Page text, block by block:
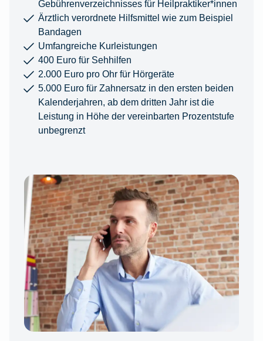
Gebührenverzeichnisses für Heilpraktiker*innen
Ärztlich verordnete Hilfsmittel wie zum Beispiel
Bandagen
Umfangreiche Kurleistungen
400 Euro für Sehhilfen
2.000 Euro pro Ohr für Hörgeräte
5.000 Euro für Zahnersatz in den ersten beiden
Kalenderjahren, ab dem dritten Jahr ist die
Leistung in Höhe der vereinbarten Prozentstufe
unbegrenzt